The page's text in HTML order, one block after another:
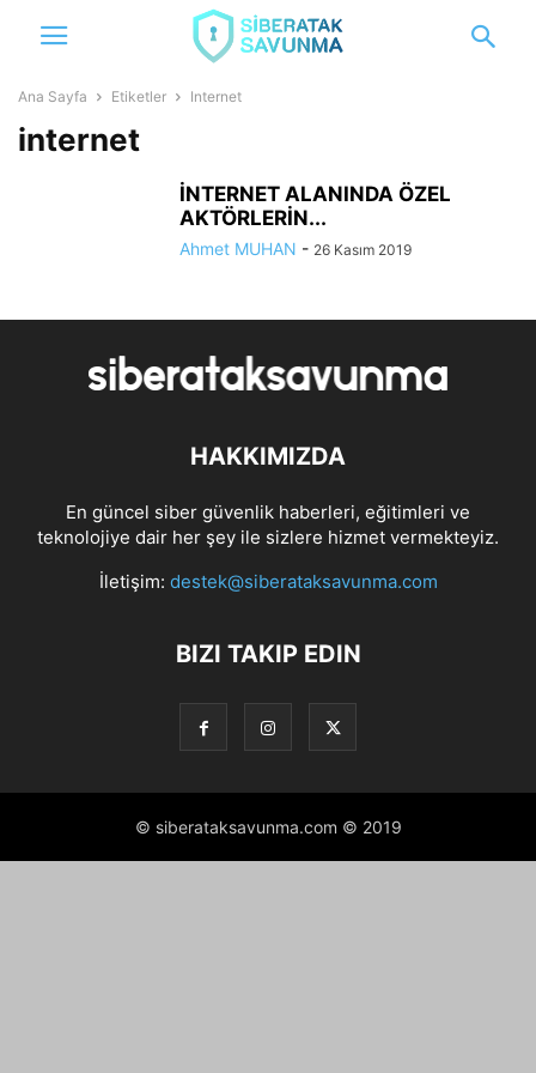
Ana Sayfa Etiketler Internet
internet
İNTERNET ALANINDA ÖZEL
AKTÖRLERİN...
Ahmet MUHAN - 26 Kasım 2019
HAKKIMIZDA
En güncel siber güvenlik haberleri, eğitimleri ve
teknolojiye dair her şey ile sizlere hizmet vermekteyiz.
İletişim: destek@siberataksavunma.com
BIZI TAKIP EDIN
© siberataksavunma.com © 2019